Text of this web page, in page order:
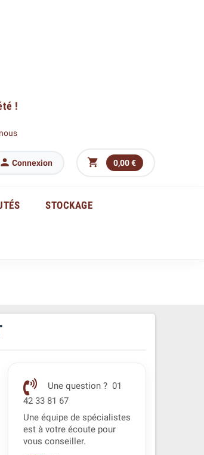
!
 Connexion  0,00 €
STOCKAGE
Une question ? 01
42 33 81 67
Une équipe de spécialistes
est à votre écoute pour
vous conseiller.